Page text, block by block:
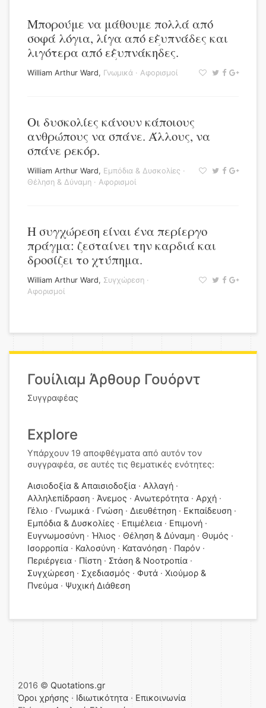
Μπορούμε να μάθουμε πολλά από
σοφά λόγια, λίγα από εξυπνάδες και
λιγότερα από εξυπνάκηδες.
William Arthur Ward, Γνωμικά · Αφορισμοί
Οι δυσκολίες κάνουν κάποιους
ανθρώπους να σπάνε. Άλλους, να
σπάνε ρεκόρ.
William Arthur Ward, Εμπόδια & Δυσκολίες ·
Θέληση & Δύναμη · Αφορισμοί
Η συγχώρεση είναι ένα περίεργο
πράγμα: ζεσταίνει την καρδιά και
δροσίζει το χτύπημα.
William Arthur Ward, Συγχώρεση ·
Αφορισμοί
Γουίλιαμ Άρθουρ Γουόρντ
Συγγραφέας
Explore
Υπάρχουν 19 αποφθέγματα από αυτόν τον
συγγραφέα, σε αυτές τις θεματικές ενότητες:
Αισιοδοξία & Απαισιοδοξία
Αλλαγή
Αλληλεπίδραση
Άνεμος Ανωτερότητα
Αρχή
Γέλιο
Γνωμικά Γνώση Διευθέτηση
Εκπαίδευση
Εμπόδια & Δυσκολίες
Επιμέλεια
Επιμονή
Ευγνωμοσύνη
Ήλιος Θέληση & Δύναμη
Θυμός
Ισορροπία
Καλοσύνη Κατανόηση
Παρόν
Περιέργεια
Πίστη
Στάση & Νοοτροπία
Συγχώρεση
Σχεδιασμός Φυτά
Χιούμορ &
Πνεύμα
Ψυχική Διάθεση
2016 © Quotations.gr
Όροι χρήσης · Ιδιωτικότητα · Επικοινωνία